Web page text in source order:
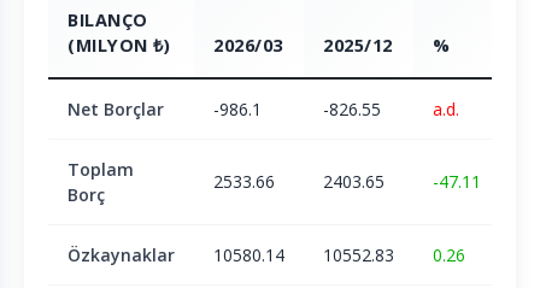
BILANÇO
(MILYON ₺)
2026/03 2025/12 %
Net Borçlar -986.1 -826.55 a.d.
Toplam
Borç
2533.66 2403.65 -47.11
Özkaynaklar 10580.14 10552.83 0.26